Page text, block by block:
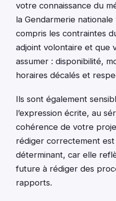
votre connaissance du
la Gendarmerie
compris les contraintes
adjoint volontaire et que
assumer : disponibilité,
horaires décalés et
Ils sont également
l’expression écrite, au
cohérence de votre
rédiger correctement
déterminant, car elle
future à rédiger des
rapports.